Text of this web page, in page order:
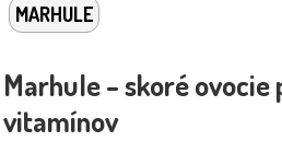
MARHULE
Marhule – skoré ovocie
vitamínov